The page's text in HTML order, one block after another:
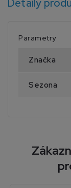
Detaily
Parametry
Značka
Sezona